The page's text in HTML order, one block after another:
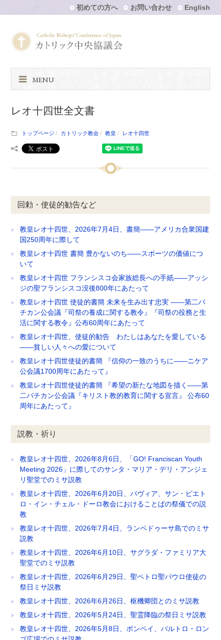
初めての方へ お問い合わせ English
MENU
レオ十四世全文書
トップページ カトリック教会 教皇 レオ十四世
回勅・使徒的勧告など
教皇レオ十四世、2026年7月4日、書簡――アメリカ合衆国建
国250周年に際して
教皇レオ十四世 書簡 豊かないのち――スポーツの価値につ
いて
教皇レオ十四世 フランシスコ会家族総長への手紙――アッシ
ジの聖フランシスコ没後800年にあたって
教皇レオ十四世 使徒的書簡 未来を生み出す忠実 ――第二バ
チカン公会議『司祭の養成に関する教令』『司祭の役務と生
活に関する教令』公布60周年にあたって
教皇レオ十四世、使徒的勧告 わたしはあなたを愛している
――貧しい人々への愛について
教皇レオ十四世使徒的書簡 『信仰の一致のうちに――ニケア
公会議1700周年にあたって』
教皇レオ十四世使徒的書簡 『希望の新たな地図を描く――第
二バチカン公会議『キリスト教的教育に関する宣言』 公布60
周年にあたって』
説教・祈り
教皇レオ十四世、2026年8月6日、「GO! Franciscan Youth
Meeting 2026」に際してのサンタ・マリア・デリ・アンジェ
リ聖堂でのミサ説教
教皇レオ十四世、2026年6月20日、パヴィア、サン・ピエト
ロ・イン・チェル・ドーロ教会におけることばの祭儀での説
教
教皇レオ十四世、2026年7月4日、ランペドゥーサ島でのミサ
説教
教皇レオ十四世、2026年6月10日、サグラダ・ファミリア大
聖堂でのミサ説教
教皇レオ十四世、2026年6月29日、聖ペトロ聖パウロ使徒の
祭日ミサ説教
教皇レオ十四世、2026年6月26日、枢機卿団とのミサ説教
教皇レオ十四世、2026年5月24日、聖霊降臨の祭日ミサ説教
教皇レオ十四世、2026年5月8日、ポンペイ、バルトロ・ロン